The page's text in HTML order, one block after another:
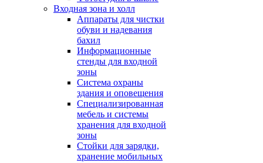
Входная зона и холл
Аппараты для чистки
обуви и надевания
бахил
Информационные
стенды для входной
зоны
Система охраны
здания и оповещения
Специализированная
мебель и системы
хранения для входной
зоны
Стойки для зарядки,
хранение мобильных